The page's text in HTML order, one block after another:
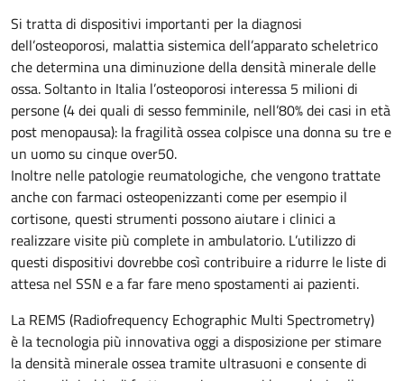
Si tratta di dispositivi importanti per la diagnosi
dell’osteoporosi, malattia sistemica dell’apparato scheletrico
che determina una diminuzione della densità minerale delle
ossa. Soltanto in Italia l’osteoporosi interessa 5 milioni di
persone (4 dei quali di sesso femminile, nell’80% dei casi in età
post menopausa): la fragilità ossea colpisce una donna su tre e
un uomo su cinque over50.
Inoltre nelle patologie reumatologiche, che vengono trattate
anche con farmaci osteopenizzanti come per esempio il
cortisone, questi strumenti possono aiutare i clinici a
realizzare visite più complete in ambulatorio. L’utilizzo di
questi dispositivi dovrebbe così contribuire a ridurre le liste di
attesa nel SSN e a far fare meno spostamenti ai pazienti.
La REMS (Radiofrequency Echographic Multi Spectrometry)
è la tecnologia più innovativa oggi a disposizione per stimare
la densità minerale ossea tramite ultrasuoni e consente di